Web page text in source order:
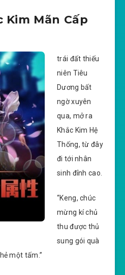
Kim Mãn Cấp
trái đất thiếu
niên Tiêu
Dương bất
ngờ xuyên
qua, mở ra
Khắc Kim Hệ
Thống, từ đây
đi tới nhân
sinh đỉnh cao.
“Keng, chúc
mừng kí chủ
thu được thủ
sung gói quà
một tấm.”